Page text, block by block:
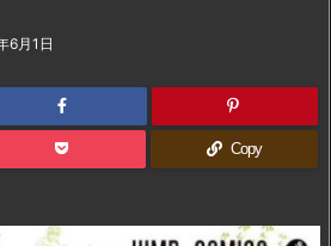
6月1日
Copy